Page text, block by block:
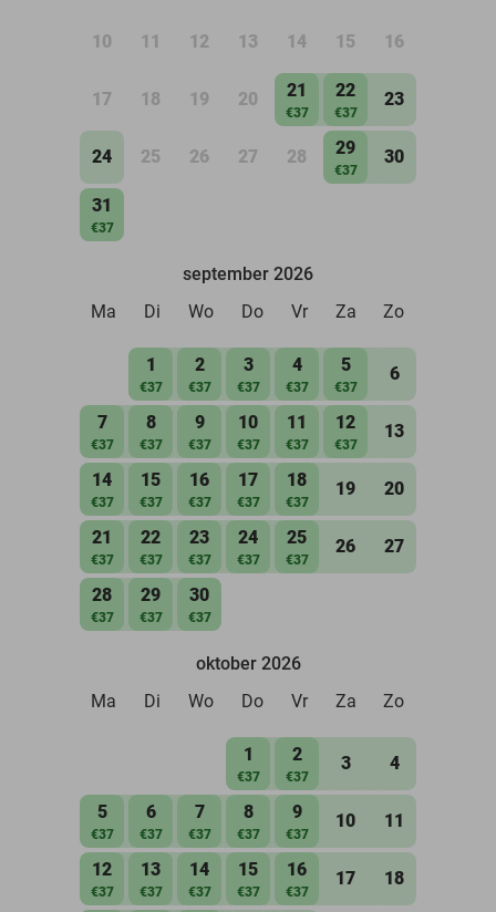
10 11 12 13 14 15 16
17 18 19 20 21
€37
22
€37
23
24 25 26 27 28 29
€37
30
31
€37
september 2026
Ma
Di Wo Do Vr Za Zo
1
€37
2
€37
3
€37
4
€37
5
€37
6
7
€37
8
€37
9
€37
10
€37
11
€37
12
€37
13
14
€37
15
€37
16
€37
17
€37
18
€37
19 20
21
€37
22
€37
23
€37
24
€37
25
€37
26 27
28
€37
29
€37
30
€37
oktober 2026
Ma
Di Wo Do Vr Za Zo
1
€37
2
€37
3 4
5
€37
6
€37
7
€37
8
€37
9
€37
10 11
12
€37
13
€37
14
€37
15
€37
16
€37
17 18